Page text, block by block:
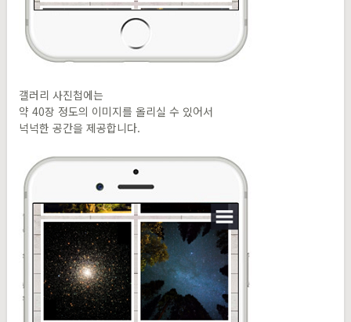
갤러리 사진첩에는
약 40장 정도의 이미지를 올리실 수 있어서
넉넉한 공간을 제공합니다.